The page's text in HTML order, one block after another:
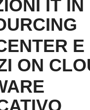
IT IN
E
ON